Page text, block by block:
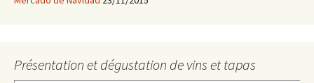
Présentation et dégustation de vins et tapas